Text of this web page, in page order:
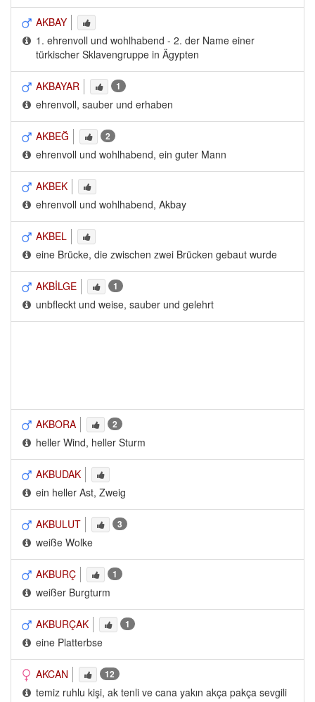
AKBAY
1. ehrenvoll und wohlhabend - 2. der Name einer
türkischer Sklavengruppe in Ägypten
AKBAYAR 1
ehrenvoll, sauber und erhaben
AKBEĞ 2
ehrenvoll und wohlhabend, ein guter Mann
AKBEK
ehrenvoll und wohlhabend, Akbay
AKBEL
eine Brücke, die zwischen zwei Brücken gebaut wurde
AKBİLGE 1
unbfleckt und weise, sauber und gelehrt
AKBORA 2
heller Wind, heller Sturm
AKBUDAK
ein heller Ast, Zweig
AKBULUT 3
weiße Wolke
AKBURÇ 1
weißer Burgturm
AKBURÇAK 1
eine Platterbse
AKCAN 12
temiz ruhlu kişi, ak tenli ve cana yakın akça pakça sevgili